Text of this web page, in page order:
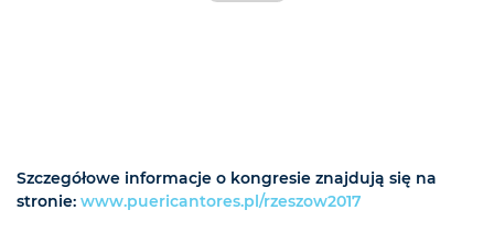
Szczegółowe informacje o kongresie znajdują się na
stronie: www.puericantores.pl/rzeszow2017